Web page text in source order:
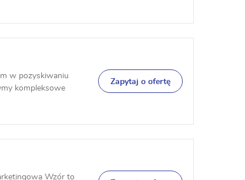
w pozyskiwaniu
kompleksowe
Zapytaj o ofertę
Wzór to